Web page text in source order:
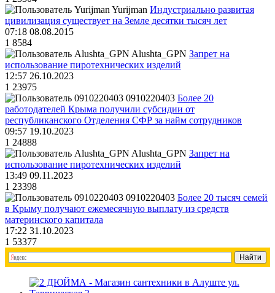
Yurijman Индустриально развитая
цивилизация существует на Земле десятки тысяч лет
07:18 08.08.2015
1 8584
Alushta_GPN Запрет на
использование пиротехнических изделий
12:57 26.10.2023
1 23975
0910220403 Более 20
работодателей Крыма получили субсидии от
республиканского Отделения СФР за найм сотрудников
09:57 19.10.2023
1 24888
Alushta_GPN Запрет на
использование пиротехнических изделий
13:49 09.11.2023
1 23398
0910220403 Более 20 тысяч семей
в Крыму получают ежемесячную выплату из средств
материнского капитала
17:22 31.10.2023
1 53377